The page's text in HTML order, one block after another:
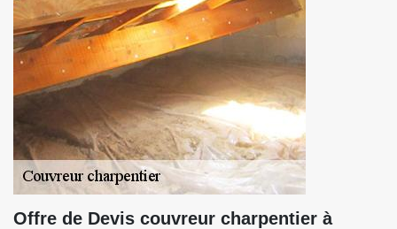
Offre de Devis couvreur charpentier à